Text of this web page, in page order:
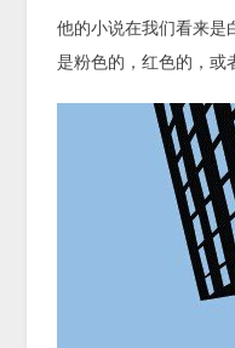
他的小说在我们看来是
是粉色的，红色的，或